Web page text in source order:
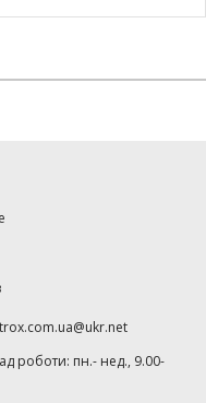
роботи: пн.- нед., 9.00-